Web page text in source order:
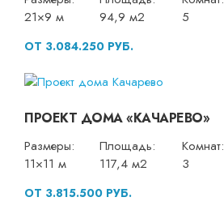
21×9 м
94,9 м2
5
ОТ 3.084.250 РУБ.
ПРОЕКТ ДОМА «КАЧАРЕВО»
Размеры:
11×11 м
Площадь:
117,4 м2
Комнат:
3
ОТ 3.815.500 РУБ.